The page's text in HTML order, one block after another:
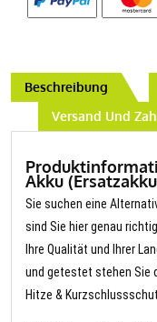
Beschreibung
Versand Und
Akku
Sie suchen eine
sind Sie hier genau
Ihre Qualität und Ihrer
und getestet stehen Sie
Hitze &